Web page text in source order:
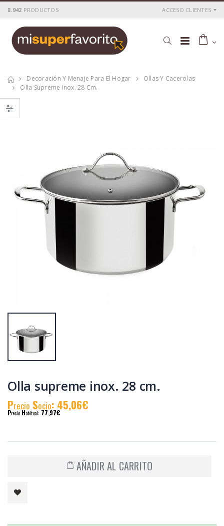
8.942 PRODUCTOS ACCESO CLIENTES
Decoración Y Menaje Para El Hogar
Ollas Y Cacerolas
Olla Supreme Inox. 28 Cm.
Olla supreme inox. 28 cm.
Precio Socio: 45,06€
Precio Habitual: 77,97€
AÑADIR AL CARRITO
Cacerola
al.fund.premium
alta piedra 20
recioS ocio
abitual
Cacerola
al.fund.premium
alta piedra 24
: 31,90€
al.fund.premium
alta piedra 28
ocio : 42,56€
: 71,78€
al.fund.premium
alta piedra 32
PrecioSocio
P